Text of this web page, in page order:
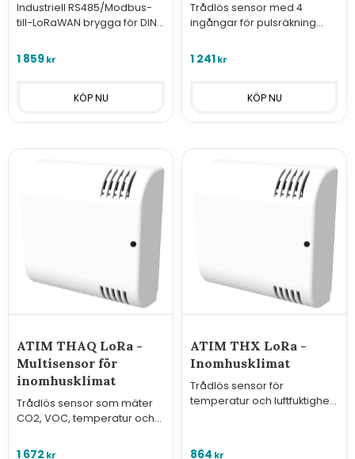
Industriell RS485/Modbus-
till-LoRaWAN brygga för DIN-
1 859kr
Trådlös sensor med 4
ingångar för pulsräkning
signaler.
1 241kr
ATIM THAQ LoRa -
Multisensor för
inomhusklimat
Trådlös sensor som mäter
CO2, VOC, temperatur och
luftkvalitet.
1 672 kr
ATIM THX LoRa -
Inomhusklimat
Trådlös sensor för
temperatur och luftfuktighet
864 kr